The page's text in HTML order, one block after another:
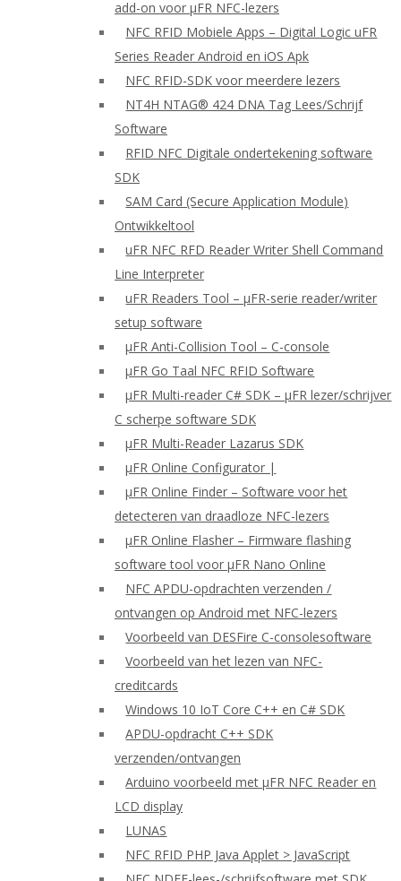
add-on voor μFR NFC-lezers
NFC RFID Mobiele Apps – Digital Logic uFR
Series Reader Android en iOS Apk
NFC RFID-SDK voor meerdere lezers
NT4H NTAG® 424 DNA Tag Lees/Schrijf
Software
RFID NFC Digitale ondertekening software
SDK
SAM Card (Secure Application Module)
Ontwikkeltool
uFR NFC RFD Reader Writer Shell Command
Line Interpreter
uFR Readers Tool – μFR-serie reader/writer
setup software
μFR Anti-Collision Tool – C-console
μFR Go Taal NFC RFID Software
μFR Multi-reader C# SDK – μFR lezer/schrijver
C scherpe software SDK
μFR Multi-Reader Lazarus SDK
μFR Online Configurator |
μFR Online Finder – Software voor het
detecteren van draadloze NFC-lezers
μFR Online Flasher – Firmware flashing
software tool voor μFR Nano Online
NFC APDU-opdrachten verzenden /
ontvangen op Android met NFC-lezers
Voorbeeld van DESFire C-consolesoftware
Voorbeeld van het lezen van NFC-
creditcards
Windows 10 IoT Core C++ en C# SDK
APDU-opdracht C++ SDK
verzenden/ontvangen
Arduino voorbeeld met μFR NFC Reader en
LCD display
LUNAS
NFC RFID PHP Java Applet > JavaScript